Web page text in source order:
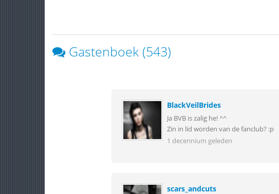
Gastenboek (543)
BlackVeilBrides
Ja BVB is zalig he! ^^
Zin in lid worden van de fanclub? :p
1 decennium geleden
scars_andcuts